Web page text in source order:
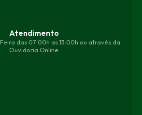
Atendimento
das 07:00h as 13:00h ou através da
Ouvidoria Online